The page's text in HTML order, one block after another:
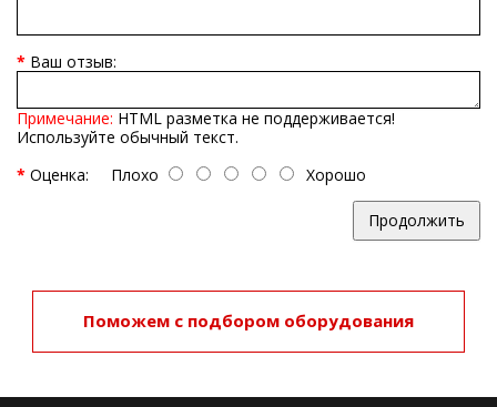
Ваш отзыв:
Примечание: HTML разметка не поддерживается!
Используйте обычный текст.
Оценка: Плохо Хорошо
Продолжить
Поможем с подбором оборудования